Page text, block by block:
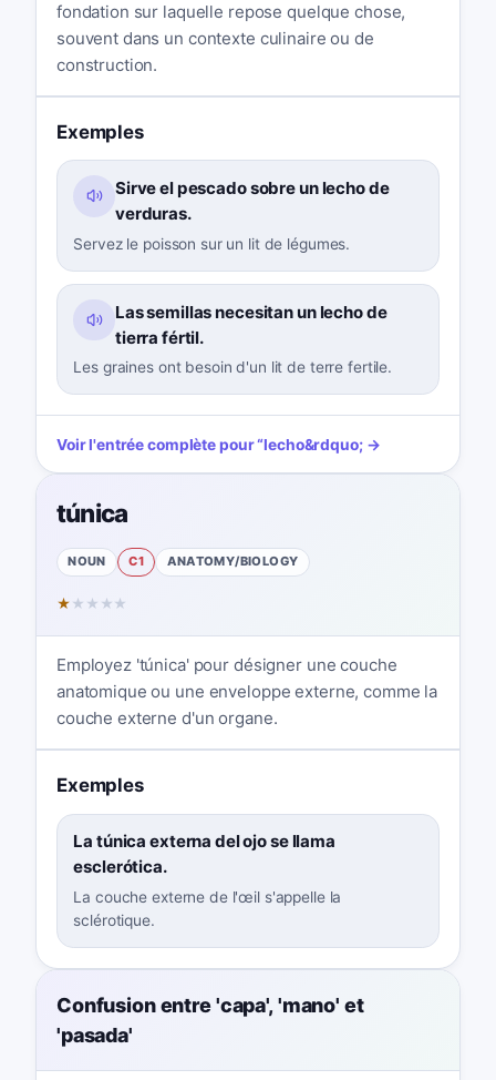
fondation sur laquelle repose quelque chose,
souvent dans un contexte culinaire ou de
construction.
Exemples
Sirve el pescado sobre un lecho de
verduras.
Servez le poisson sur un lit de légumes.
Las semillas necesitan un lecho de
tierra fértil.
Les graines ont besoin d'un lit de terre fertile.
Voir l'entrée complète pour“lecho&rdquo; →
túnica
NOUN C1 ANATOMY/BIOLOGY
★ ★ ★ ★ ★
Employez 'túnica' pour désigner une couche
anatomique ou une enveloppe externe, comme la
couche externe d'un organe.
Exemples
La túnica externa del ojo se llama
esclerótica.
La couche externe de l'œil s'appelle la
sclérotique.
Confusion entre 'capa', 'mano' et
'pasada'